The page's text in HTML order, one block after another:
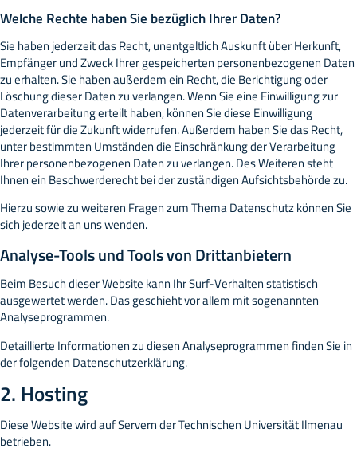
Welche Rechte haben Sie bezüglich Ihrer Daten?
Sie haben jederzeit das Recht, unentgeltlich Auskunft über Herkunft,
Empfänger und Zweck Ihrer gespeicherten personenbezogenen Daten
zu erhalten. Sie haben außerdem ein Recht, die Berichtigung oder
Löschung dieser Daten zu verlangen. Wenn Sie eine Einwilligung zur
Datenverarbeitung erteilt haben, können Sie diese Einwilligung
jederzeit für die Zukunft widerrufen. Außerdem haben Sie das Recht,
unter bestimmten Umständen die Einschränkung der Verarbeitung
Ihrer personenbezogenen Daten zu verlangen. Des Weiteren steht
Ihnen ein Beschwerderecht bei der zuständigen Aufsichtsbehörde zu.
Hierzu sowie zu weiteren Fragen zum Thema Datenschutz können Sie
sich jederzeit an uns wenden.
Analyse-Tools und Tools von Dritt­anbietern
Beim Besuch dieser Website kann Ihr Surf-Verhalten statistisch
ausgewertet werden. Das geschieht vor allem mit sogenannten
Analyseprogrammen.
Detaillierte Informationen zu diesen Analyseprogrammen finden Sie in
der folgenden Datenschutzerklärung.
2. Hosting
Diese Website wird auf Servern der Technischen Universität Ilmenau
betrieben.